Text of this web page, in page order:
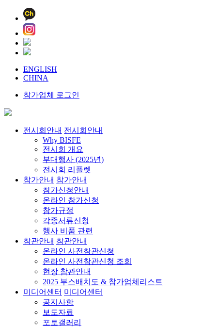
ENGLISH
CHINA
참가업체 로그인
전시회안내 전시회안내
Why BISFE
전시회 개요
부대행사 (2025년)
전시회 리플렛
참가안내 참가안내
참가신청안내
온라인 참가신청
참가규정
각종서류신청
행사 비품 관련
참관안내 참관안내
온라인 사전참관신청
온라인 사전참관신청 조회
현장 참관안내
2025 부스배치도 & 참가업체리스트
미디어센터 미디어센터
공지사항
보도자료
포토갤러리